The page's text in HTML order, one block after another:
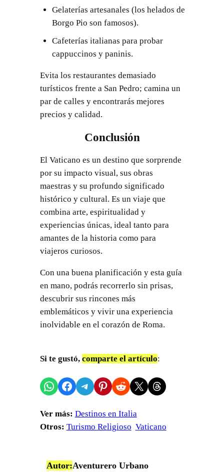
Gelaterías artesanales (los helados de
Borgo Pio son famosos).
Cafeterías italianas para probar
cappuccinos y paninis.
Evita los restaurantes demasiado
turísticos frente a San Pedro; camina un
par de calles y encontrarás mejores
precios y calidad.
Conclusión
El Vaticano es un destino que sorprende
por su impacto visual, sus obras
maestras y su profundo significado
histórico y cultural. Es un viaje que
combina arte, espiritualidad y
experiencias únicas, ideal tanto para
amantes de la historia como para
viajeros curiosos.
Con una buena planificación y esta guía
en mano, podrás recorrerlo sin prisas,
descubrir sus rincones más
emblemáticos y vivir una experiencia
inolvidable en el corazón de Roma.
Si te gustó, comparte el artículo:
Compartir en WhatsApp
Compartir en Facebook
Compartir en Telegram
Compartir en Pinterest
Compartir en Reddit
Compartir en X Share on Threads
Ver más: Destinos en Italia
Otros: Turismo Religioso Vaticano
Autor:Aventurero Urbano